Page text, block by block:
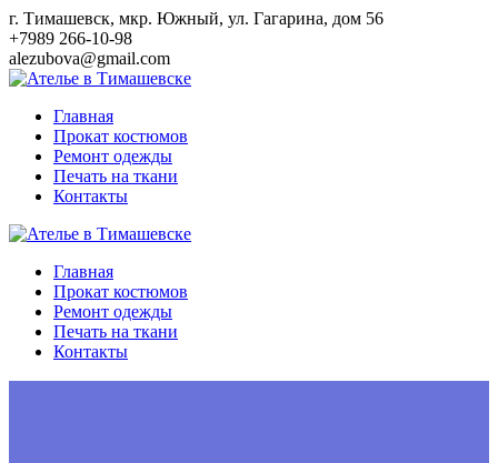
Перейти
к
контенту
г. Тимашевск, мкр. Южный, ул. Гагарина, дом 56
+7989 266-10-98
alezubova@gmail.com
Главная
Прокат костюмов
Ремонт одежды
Печать на ткани
Контакты
Главная
Прокат костюмов
Ремонт одежды
Печать на ткани
Контакты